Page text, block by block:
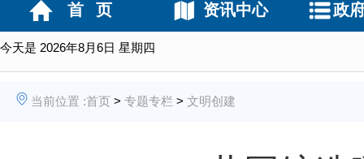
今天是 2026年8月6日 星期四
首 页 资讯中心 政
当前位置 :首页 > 专题专栏 > 文明创建